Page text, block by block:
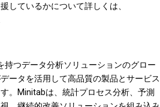
しているかについて詳しくは、
持つデータ分析ソリューションのグロー
ータを活用して高品質の製品とサービス
。Minitabは、統計プロセス分析、予測